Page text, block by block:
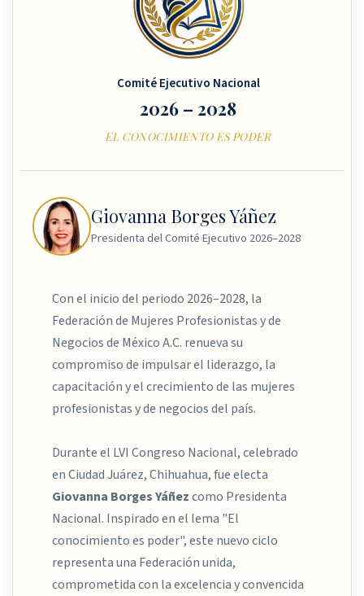
Comité Ejecutivo Nacional
2026 – 2028
EL CONOCIMIENTO ES PODER
Giovanna Borges Yáñez
Presidenta del Comité Ejecutivo 2026–2028
Con el inicio del periodo 2026–2028, la
Federación de Mujeres Profesionistas y de
Negocios de México A.C. renueva su
compromiso de impulsar el liderazgo, la
capacitación y el crecimiento de las mujeres
profesionistas y de negocios del país.
Durante el LVI Congreso Nacional, celebrado
en Ciudad Juárez, Chihuahua, fue electa
Giovanna Borges Yáñezcomo Presidenta
Nacional. Inspirado en el lema "El
conocimiento es poder", este nuevo ciclo
representa una Federación unida,
comprometida con la excelencia y convencida